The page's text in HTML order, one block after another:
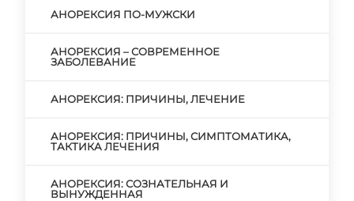
АНОРЕКСИЯ ПО-МУЖСКИ
АНОРЕКСИЯ – СОВРЕМЕННОЕ
ЗАБОЛЕВАНИЕ
АНОРЕКСИЯ: ПРИЧИНЫ, ЛЕЧЕНИЕ
АНОРЕКСИЯ: ПРИЧИНЫ, СИМПТОМАТИКА,
ТАКТИКА ЛЕЧЕНИЯ
АНОРЕКСИЯ: СОЗНАТЕЛЬНАЯ И
ВЫНУЖДЕННАЯ